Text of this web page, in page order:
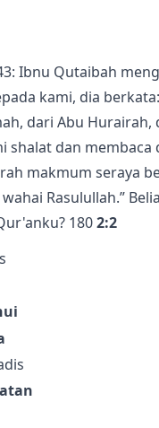
Ibnu Qutaibah
kami, dia
dari Abu
shalat dan membaca
makmum seraya
Rasulullah.”
1802:2